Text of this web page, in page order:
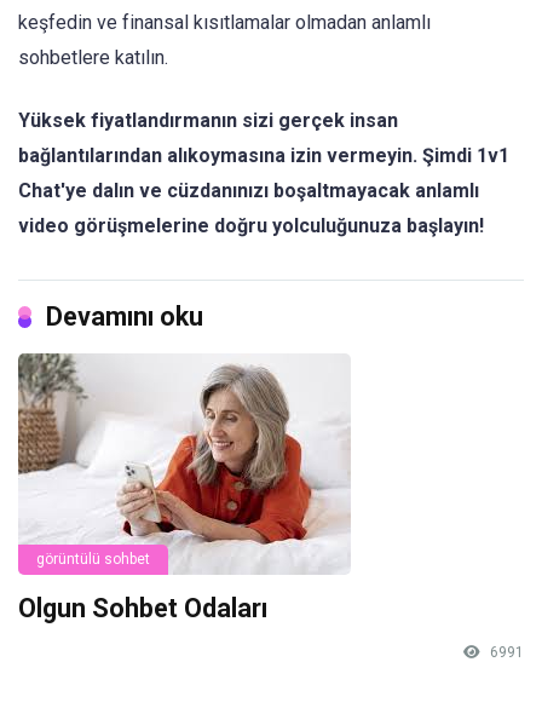
keşfedin ve finansal kısıtlamalar olmadan anlamlı
sohbetlere katılın.
Yüksek fiyatlandırmanın sizi gerçek insan
bağlantılarından alıkoymasına izin vermeyin. Şimdi 1v1
Chat'ye dalın ve cüzdanınızı boşaltmayacak anlamlı
video görüşmelerine doğru yolculuğunuza başlayın!
Devamını oku
görüntülü sohbet
Olgun Sohbet Odaları
6991